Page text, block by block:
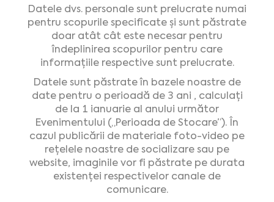
Datele dvs. personale sunt prelucrate numai
pentru scopurile specificate și sunt păstrate
doar atât cât este necesar pentru
îndeplinirea scopurilor pentru care
informațiile respective sunt prelucrate.
Datele sunt păstrate în bazele noastre de
date pentru o perioadă de 3 ani , calculați
de la 1 ianuarie al anului următor
Evenimentului („Perioada de Stocare”). În
cazul publicării de materiale foto-video pe
rețelele noastre de socializare sau pe
website, imaginile vor fi păstrate pe durata
existenței respectivelor canale de
comunicare.